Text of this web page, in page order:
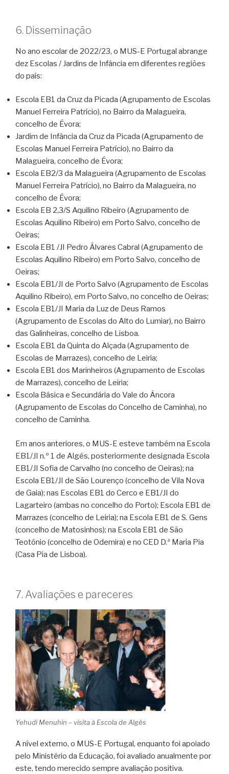
6. Disseminação
No ano escolar de 2022/23, o MUS-E Portugal abrange
dez Escolas / Jardins de Infância em diferentes regiões
do país:
Escola EB1 da Cruz da Picada (Agrupamento de Escolas
Manuel Ferreira Patrício), no Bairro da Malagueira,
concelho de Évora;
Jardim de Infância da Cruz da Picada (Agrupamento de
Escolas Manuel Ferreira Patrício), no Bairro da
Malagueira, concelho de Évora;
Escola EB2/3 da Malagueira (Agrupamento de Escolas
Manuel Ferreira Patrício), no Bairro da Malagueira, no
concelho de Évora;
Escola EB 2,3/S Aquilino Ribeiro (Agrupamento de
Escolas Aquilino Ribeiro) em Porto Salvo, concelho de
Oeiras;
Escola EB1 /JI Pedro Álvares Cabral (Agrupamento de
Escolas Aquilino Ribeiro) em Porto Salvo, concelho de
Oeiras;
Escola EB1/JI de Porto Salvo (Agrupamento de Escolas
Aquilino Ribeiro), em Porto Salvo, no concelho de Oeiras;
Escola EB1/JI Maria da Luz de Deus Ramos
(Agrupamento de Escolas do Alto do Lumiar), no Bairro
das Galinheiras, concelho de Lisboa.
Escola EB1 da Quinta do Alçada (Agrupamento de
Escolas de Marrazes), concelho de Leiria;
Escola EB1 dos Marinheiros (Agrupamento de Escolas
de Marrazes), concelho de Leiria;
Escola Básica e Secundária do Vale do Âncora
(Agrupamento de Escolas do Concelho de Caminha), no
concelho de Caminha.
Em anos anteriores, o MUS-E esteve também na Escola
EB1/JI n.º 1 de Algés, posteriormente designada Escola
EB1/JI Sofia de Carvalho (no concelho de Oeiras); na
Escola EB1/JI de São Lourenço (concelho de Vila Nova
de Gaia); nas Escolas EB1 do Cerco e EB1/JI do
Lagarteiro (ambas no concelho do Porto); Escola EB1 de
Marrazes (concelho de Leiria); na Escola EB1 de S. Gens
(concelho de Matosinhos); na Escola EB1 de São
Teotónio (concelho de Odemira) e no CED D.ª Maria Pia
(Casa Pia de Lisboa).
7. Avaliações e pareceres
Yehudi Menuhin – visita à Escola de Algés
A nível externo, o MUS-E Portugal, enquanto foi apoiado
pelo Ministério da Educação, foi avaliado anualmente por
este, tendo merecido sempre avaliação positiva.